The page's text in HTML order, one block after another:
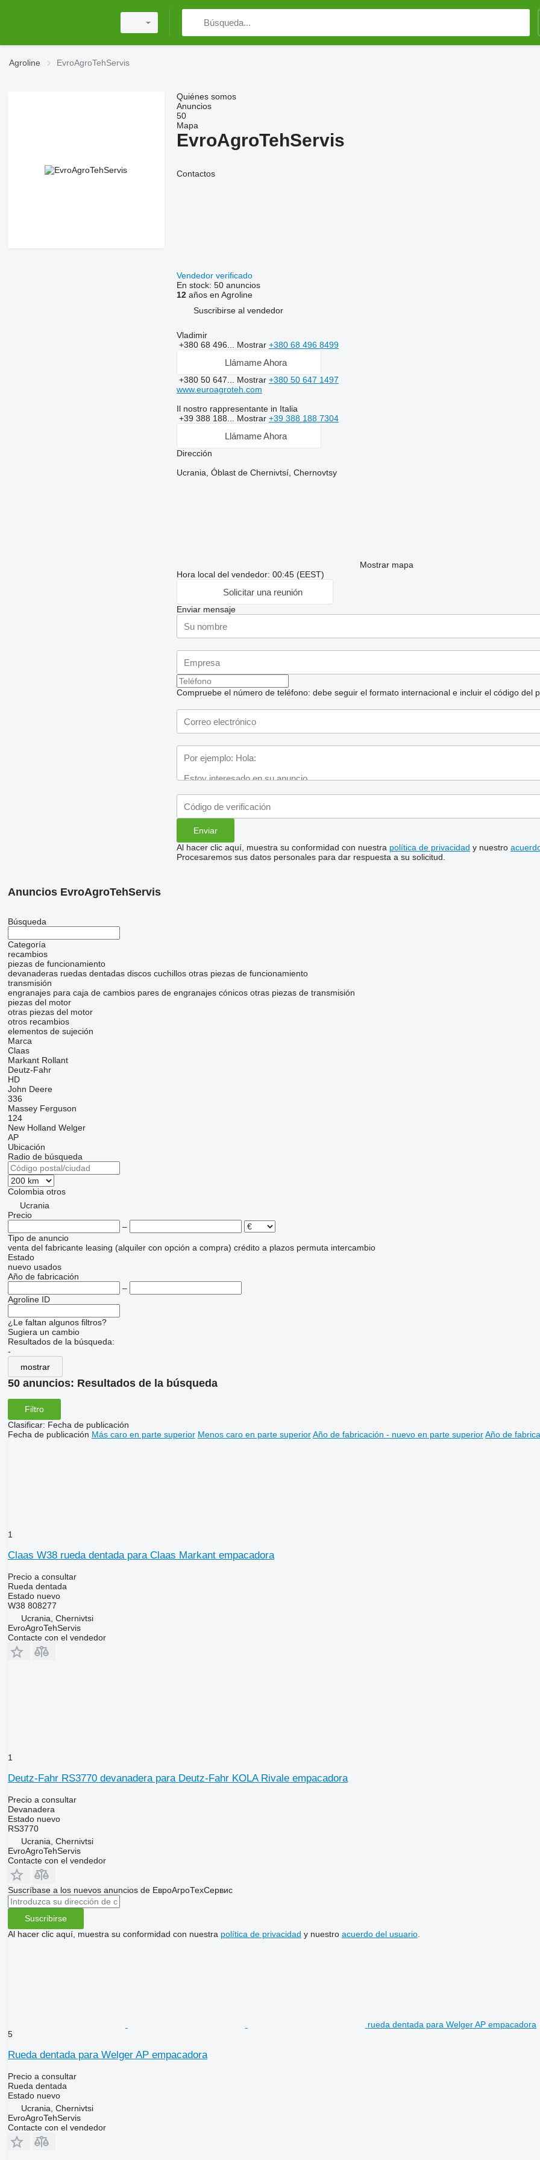
Agroline EvroAgroTehServis
Quiénes somos
Anuncios
50
Mapa
EvroAgroTehServis
Contactos
Vendedor verificado
En stock: 50 anuncios
12años en Agroline
Suscribirse al vendedor
Vladimir
+380 68 496... Mostrar +380 68 496 8499
Llámame Ahora
+380 50 647... Mostrar +380 50 647 1497
www.euroagroteh.com
Il nostro rappresentante in Italia
+39 388 188... Mostrar +39 388 188 7304
Llámame Ahora
Dirección
Ucrania, Óblast de Chernivtsí, Chernovtsy
Mostrar mapa
Hora local del vendedor: 00:45 (EEST)
Solicitar una reunión
Enviar mensaje
Compruebe el número de teléfono: debe seguir el formato internacional e incluir el código del
Al hacer clic aquí, muestra su conformidad con nuestra política de privacidad y nuestro
Procesaremos sus datos personales para dar respuesta a su solicitud.
Anuncios EvroAgroTehServis
Búsqueda
Categoría
recambios
piezas de funcionamiento
devanaderas ruedas dentadas discos cuchillos otras piezas de funcionamiento
transmisión
engranajes para caja de cambios pares de engranajes cónicos otras piezas de transmisión
piezas del motor
otras piezas del motor
otros recambios
elementos de sujeción
Marca
Claas
Markant Rollant
Deutz-Fahr
HD
John Deere
336
Massey Ferguson
124
New Holland Welger
AP
Ubicación
Radio de búsqueda
Colombia otros
Ucrania
Precio
–
Tipo de anuncio
venta del fabricante leasing (alquiler con opción a compra) crédito a plazos permuta intercambio
Estado
nuevo usados
Año de fabricación
–
Agroline ID
¿Le faltan algunos filtros?
Sugiera un cambio
Resultados de la búsqueda:
-
mostrar
50 anuncios: Resultados de la búsqueda
Filtro
Clasificar: Fecha de publicación
Fecha de publicación Más caro en parte superior Menos caro en parte superior Año de fabricación - nuevo en parte superior Año de
1
Claas W38 rueda dentada para Claas Markant empacadora
Precio a consultar
Rueda dentada
Estadonuevo
W38 808277
Ucrania, Chernivtsi
EvroAgroTehServis
Contacte con el vendedor
1
Deutz-Fahr RS3770 devanadera para Deutz-Fahr KOLA Rivale empacadora
Precio a consultar
Devanadera
Estadonuevo
RS3770
Ucrania, Chernivtsi
EvroAgroTehServis
Contacte con el vendedor
Suscríbase a los nuevos anuncios de ЕвроАгроТехСервис
Suscribirse
Al hacer clic aquí, muestra su conformidad con nuestra política de privacidad y nuestro acuerdo del usuario.
rueda dentada para Welger AP empacadora
5
Rueda dentada para Welger AP empacadora
Precio a consultar
Rueda dentada
Estadonuevo
Ucrania, Chernivtsi
EvroAgroTehServis
Contacte con el vendedor